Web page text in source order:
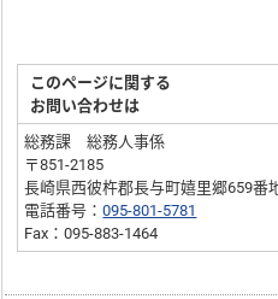
このページに関する
お問い合わせは
総務課 総務人事係
〒851-2185
長崎県西彼杵郡長与町嬉里郷659番
電話番号：095-801-5781
Fax：095-883-1464